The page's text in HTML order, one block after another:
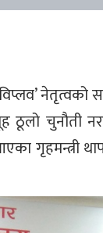
ठूलो चुनौती
गृहमन्त्री